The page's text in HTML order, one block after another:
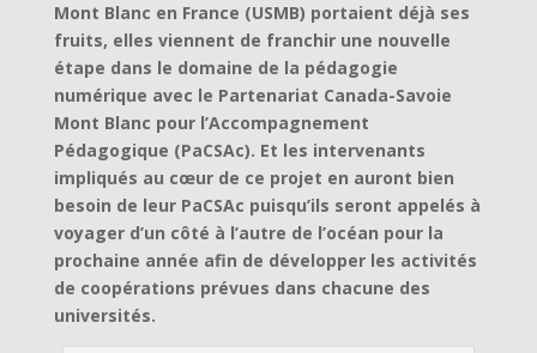
Mont Blanc en France (USMB) portaient déjà ses
fruits, elles viennent de franchir une nouvelle
étape dans le domaine de la pédagogie
numérique avec le Partenariat Canada-Savoie
Mont Blanc pour l’Accompagnement
Pédagogique (PaCSAc). Et les intervenants
impliqués au cœur de ce projet en auront bien
besoin de leur PaCSAc puisqu’ils seront appelés à
voyager d’un côté à l’autre de l’océan pour la
prochaine année afin de développer les activités
de coopérations prévues dans chacune des
universités.